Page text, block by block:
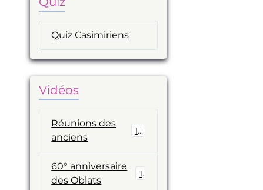
Quiz Casimiriens
Vidéos
Réunions des
anciens
19
60° anniversaire
des Oblats
1